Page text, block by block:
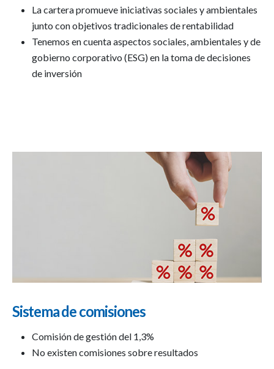
La cartera promueve iniciativas sociales y ambientales
junto con objetivos tradicionales de rentabilidad
Tenemos en cuenta aspectos sociales, ambientales y de
gobierno corporativo (ESG) en la toma de decisiones
de inversión
Sistema de comisiones
Comisión de gestión del 1,3%
No existen comisiones sobre resultados